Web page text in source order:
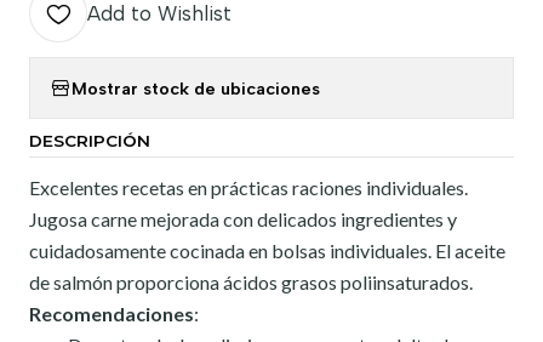
Add to Wishlist
Mostrar stock de ubicaciones
DESCRIPCIÓN
Excelentes recetas en prácticas raciones individuales.
Jugosa carne mejorada con delicados ingredientes y
cuidadosamente cocinada en bolsas individuales. El aceite
de salmón proporciona ácidos grasos poliinsaturados.
Recomendaciones: